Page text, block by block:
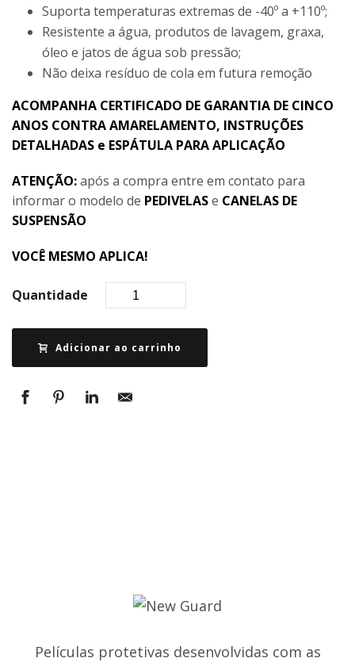
Suporta temperaturas extremas de -40º a +110º;
Resistente a água, produtos de lavagem, graxa,
óleo e jatos de água sob pressão;
Não deixa resíduo de cola em futura remoção
ACOMPANHA CERTIFICADO DE GARANTIA DE CINCO
ANOS CONTRA AMARELAMENTO, INSTRUÇÕES
DETALHADAS e ESPÁTULA PARA APLICAÇÃO
ATENÇÃO:após a compra entre em contato para
informar o modelo de PEDIVELASe CANELAS DE
SUSPENSÃO
VOCÊ MESMO APLICA!
Quantidade
Adicionar ao carrinho
Películas protetivas desenvolvidas com as